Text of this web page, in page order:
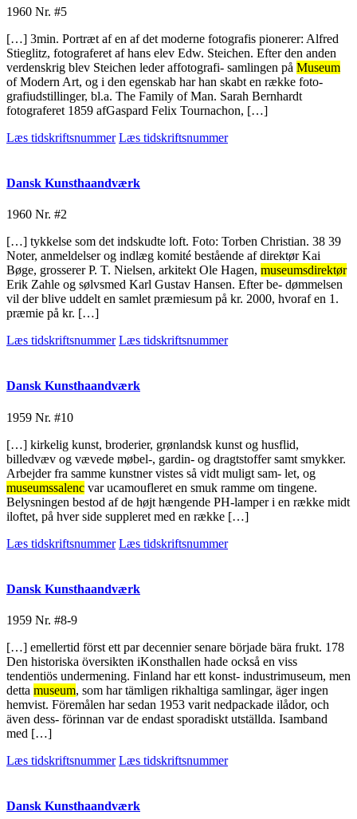
1960 Nr. #5
[…] 3min. Portræt af en af det moderne fotografis pionerer: Alfred
Stieglitz, fotograferet af hans elev Edw. Steichen. Efter den anden
verdenskrig blev Steichen leder affotografi- samlingen på Museum
of Modern Art, og i den egenskab har han skabt en række foto-
grafiudstillinger, bl.a. The Family of Man. Sarah Bernhardt
fotograferet 1859 afGaspard Felix Tournachon, […]
Læs tidskriftsnummer Læs tidskriftsnummer
Dansk Kunsthaandværk
1960 Nr. #2
[…] tykkelse som det indskudte loft. Foto: Torben Christian. 38 39
Noter, anmeldelser og indlæg komité bestående af direktør Kai
Bøge, grosserer P. T. Nielsen, arkitekt Ole Hagen, museumsdirektør
Erik Zahle og sølvsmed Karl Gustav Hansen. Efter be- dømmelsen
vil der blive uddelt en samlet præmiesum på kr. 2000, hvoraf en 1.
præmie på kr. […]
Læs tidskriftsnummer Læs tidskriftsnummer
Dansk Kunsthaandværk
1959 Nr. #10
[…] kirkelig kunst, broderier, grønlandsk kunst og husflid,
billedvæv og vævede møbel-, gardin- og dragtstoffer samt smykker.
Arbejder fra samme kunstner vistes så vidt muligt sam- let, og
museumssalenc var ucamoufleret en smuk ramme om tingene.
Belysningen bestod af de højt hængende PH-lamper i en række midt
iloftet, på hver side suppleret med en række […]
Læs tidskriftsnummer Læs tidskriftsnummer
Dansk Kunsthaandværk
1959 Nr. #8-9
[…] emellertid först ett par decennier senare började bära frukt. 178
Den historiska översikten iKonsthallen hade också en viss
tendentiös undermening. Finland har ett konst- industrimuseum, men
detta museum, som har tämligen rikhaltiga samlingar, äger ingen
hemvist. Föremålen har sedan 1953 varit nedpackade ilådor, och
även dess- förinnan var de endast sporadiskt utställda. Isamband
med […]
Læs tidskriftsnummer Læs tidskriftsnummer
Dansk Kunsthaandværk